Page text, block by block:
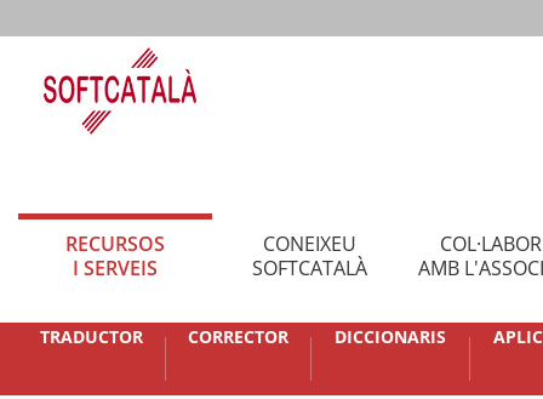
RECURSOS
I SERVEIS
CONEIXEU
SOFTCATALÀ
AMB
TRADUCTOR CORRECTOR DICCIONARIS